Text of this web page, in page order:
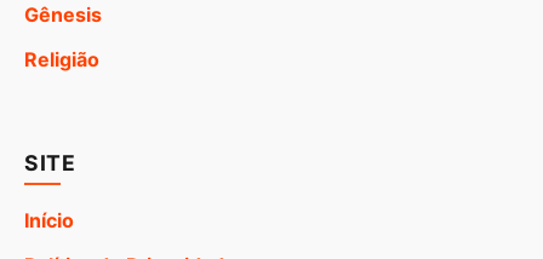
Gênesis
Religião
SITE
Início